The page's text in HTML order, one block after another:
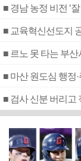
■ 경남 농정 비전 ‘
■ 교육혁신선도지
■ 르노 못 타는 부
■ 마산 원도심 행정